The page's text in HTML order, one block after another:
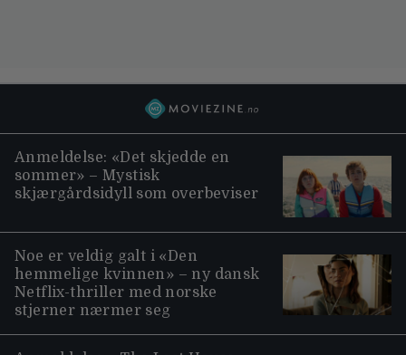
Anmeldelse: «Det skjedde en
sommer» – Mystisk
skjærgårdsidyll som overbeviser
Noe er veldig galt i «Den
hemmelige kvinnen» – ny dansk
Netflix-thriller med norske
stjerner nærmer seg